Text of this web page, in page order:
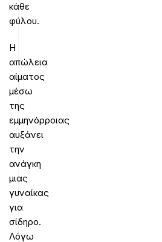
κάθε
φύλου.
Η
απώλεια
αίματος
μέσω
της
εμμηνόρροιας
αυξάνει
την
ανάγκη
μιας
γυναίκας
για
σίδηρο.
Λόγω